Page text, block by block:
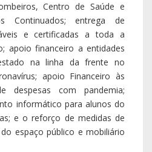
Centro de Saúde e
Continuados; entrega de
e certificadas a toda a
apoio financeiro a entidades
na linha da frente no
apoio Financeiro às
despesas com pandemia;
informático para alunos do
e o reforço de medidas de
espaço público e mobiliário